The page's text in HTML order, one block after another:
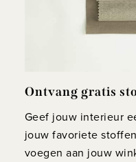
Ontvang gratis
Geef jouw interieur
jouw favoriete
voegen aan jouw